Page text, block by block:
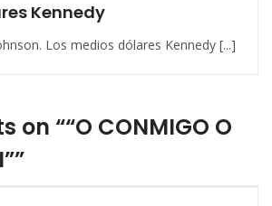
Kennedy
Los medios dólares Kennedy [...]
on ““O CONMIGO O